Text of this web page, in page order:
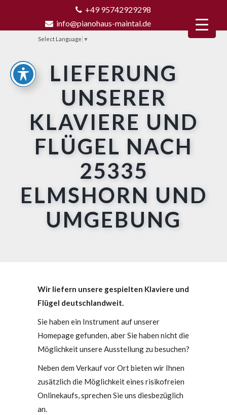
+49 95742929298
info@pianohaus-maintal.de
Select Language ▼
LIEFERUNG
UNSERER
KLAVIERE UND
FLÜGEL NACH
25335
ELMSHORN UND
UMGEBUNG
Wir liefern unsere gespielten Klaviere und
Flügel deutschlandweit.
Sie haben ein Instrument auf unserer
Homepage gefunden, aber Sie haben nicht die
Möglichkeit unsere Ausstellung zu besuchen?
Neben dem Verkauf vor Ort bieten wir Ihnen
zusätzlich die Möglichkeit eines risikofreien
Onlinekaufs, sprechen Sie uns diesbezüglich
an.